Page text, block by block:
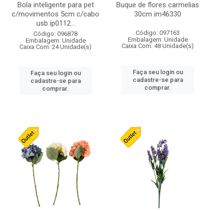
Bola inteligente para pet
c/movimentos 5cm c/cabo
usb ip0112...
Código: 096878
Embalagem: Unidade
Caixa Com: 24 Unidade(s)
Faça seu login ou
cadastre-se para
comprar.
Buque de flores carmelias
30cm im46330
Código: 097163
Embalagem: Unidade
Caixa Com: 48 Unidade(s)
Faça seu login ou
cadastre-se para
comprar.